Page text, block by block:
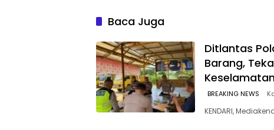
Baca Juga
Ditlantas
Barang,
BREAKING NEWS
KENDARI,